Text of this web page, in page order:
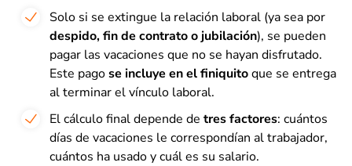
Solo si se extingue la relación laboral (ya sea por
despido, fin de contrato o jubilación), se pueden
pagar las vacaciones que no se hayan disfrutado.
Este pagose incluye en el finiquitoque se entrega
al terminar el vínculo laboral.
El cálculo final depende de tres factores: cuántos
días de vacaciones le correspondían al trabajador,
cuántos ha usado y cuál es su salario.